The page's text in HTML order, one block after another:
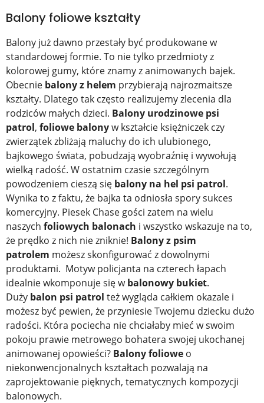
Balony foliowe kształty
Balony już dawno przestały być produkowane w
standardowej formie. To nie tylko przedmioty z
kolorowej gumy, które znamy z animowanych bajek.
Obecnie balony z helem przybierają najrozmaitsze
kształty. Dlatego tak często realizujemy zlecenia dla
rodziców małych dzieci. Balony urodzinowe psi
patrol, foliowe balonyw kształcie księżniczek czy
zwierzątek zbliżają maluchy do ich ulubionego,
bajkowego świata, pobudzają wyobraźnię i wywołują
wielką radość. W ostatnim czasie szczególnym
powodzeniem cieszą się balony na hel psi patrol.
Wynika to z faktu, że bajka ta odniosła spory sukces
komercyjny. Piesek Chase gości zatem na wielu
naszych foliowych balonach i wszystko wskazuje na to,
że prędko z nich nie zniknie! Balony z psim
patrolem możesz skonfigurować z dowolnymi
produktami. Motyw policjanta na czterech łapach
idealnie wkomponuje się wbalonowy bukiet.
Duży balon psi patrol też wygląda całkiem okazale i
możesz być pewien, że przyniesie Twojemu dziecku dużo
radości. Która pociecha nie chciałaby mieć w swoim
pokoju prawie metrowego bohatera swojej ukochanej
animowanej opowieści? Balony foliowe o
niekonwencjonalnych kształtach pozwalają na
zaprojektowanie pięknych, tematycznych kompozycji
balonowych.